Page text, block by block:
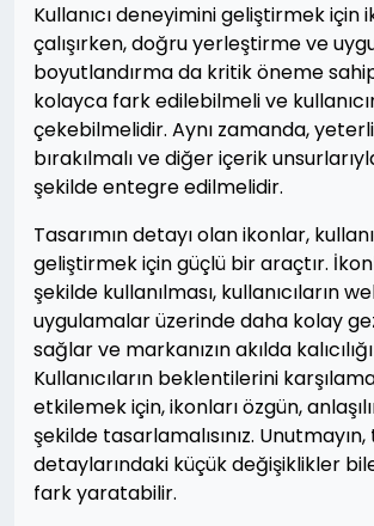
Kullanıcı deneyimini geliştirmek için
çalışırken, doğru yerleştirme ve
boyutlandırma da kritik öneme
kolayca fark edilebilmeli ve
çekebilmelidir. Aynı zamanda,
bırakılmalı ve diğer içerik
şekilde entegre edilmelidir.
Tasarımın detayı olan ikonlar,
geliştirmek için güçlü bir araçtır.
şekilde kullanılması, kullanıcıların
uygulamalar üzerinde daha kolay
sağlar ve markanızın akılda
Kullanıcıların beklentilerini
etkilemek için, ikonları özgün,
şekilde tasarlamalısınız.
detaylarındaki küçük değişiklikler
fark yaratabilir.